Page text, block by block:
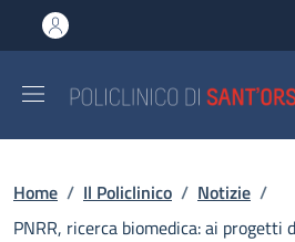
al contenuto principale
to footer content
Briciole di pane
Home / Il Policlinico / Notizie /
PNRR, ricerca biomedica: ai progetti